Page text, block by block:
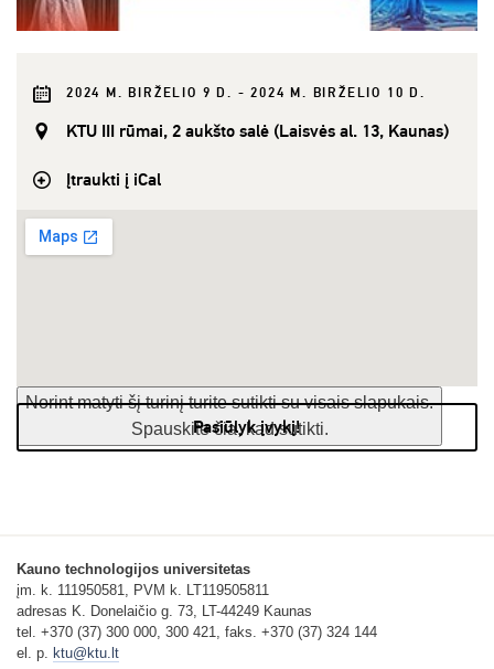
2024 M. BIRŽELIO 9 D. - 2024 M. BIRŽELIO 10 D.
KTU III rūmai, 2 aukšto salė (Laisvės al. 13, Kaunas)
Įtraukti į iCal
Norint matyti šį turinį turite sutikti su visais slapukais.
Spauskite čia, kad sutikti.
Pasiūlyk įvykį!
Kauno technologijos universitetas
įm. k. 111950581, PVM k. LT119505811
adresas K. Donelaičio g. 73, LT-44249 Kaunas
tel. +370 (37) 300 000, 300 421, faks. +370 (37) 324 144
el. p. ktu@ktu.lt